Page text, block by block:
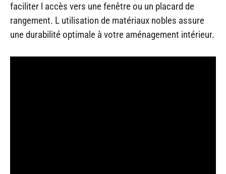
faciliter l accès vers une fenêtre ou un placard de
rangement. L utilisation de matériaux nobles assure
une durabilité optimale à votre aménagement intérieur.